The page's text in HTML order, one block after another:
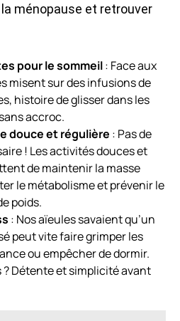
ménopause et retrouver
pour le sommeil: Face aux
misent sur des infusions de
histoire de glisser dans les
accroc.
douce et régulière : Pas de
! Les activités douces et
de maintenir la masse
le métabolisme et prévenir le
poids.
: Nos aïeules savaient qu’un
peut vite faire grimper les
ou empêcher de dormir.
Détente et simplicité avant